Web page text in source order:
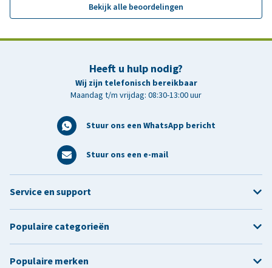
Bekijk alle beoordelingen
Heeft u hulp nodig?
Wij zijn telefonisch bereikbaar
Maandag t/m vrijdag: 08:30-13:00 uur
Stuur ons een WhatsApp bericht
Stuur ons een e-mail
Service en support
Populaire categorieën
Populaire merken